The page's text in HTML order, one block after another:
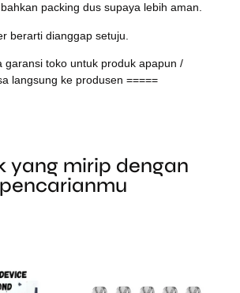
packing dus supaya lebih aman.
berarti dianggap setuju.
garansi toko untuk produk apapun /
langsung ke produsen =====
yang mirip dengan
pencarianmu